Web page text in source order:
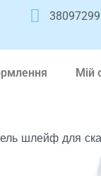
Мій
шлейф для